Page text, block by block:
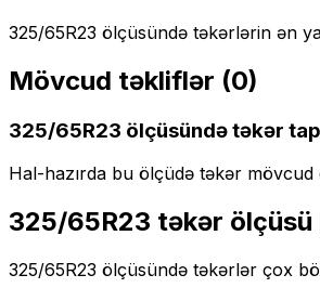
325/65R23 ölçüsündə təkərlərin ən
Mövcud təkliflər (0)
325/65R23 ölçüsündə təkər
Hal-hazırda bu ölçüdə təkər mövcud
325/65R23 təkər ölçüsü
325/65R23 ölçüsündə təkərlər çox